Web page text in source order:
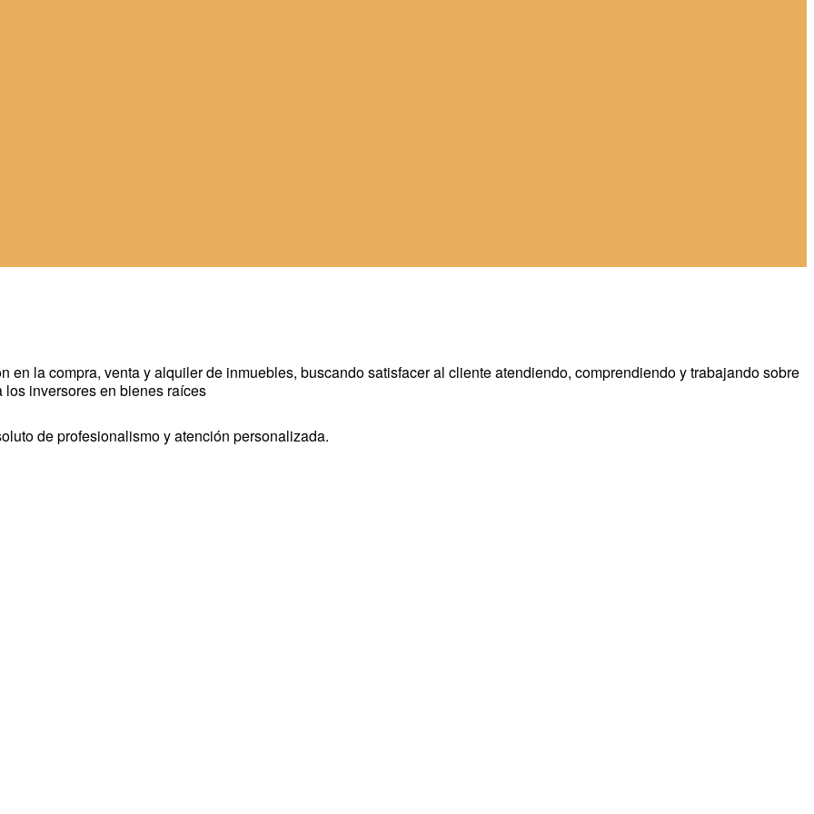
la compra, venta y alquiler de inmuebles, buscando satisfacer al cliente atendiendo, comprendiendo y trabajando sobre
inversores en bienes raíces
de profesionalismo y atención personalizada.